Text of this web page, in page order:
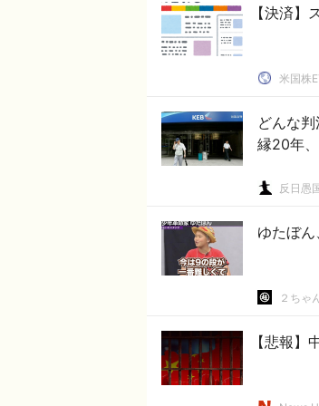
【決済
米国株
どんな
縁20年
反日愚
ゆたぼ
２ちゃ
【悲報